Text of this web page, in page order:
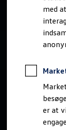
med
er at